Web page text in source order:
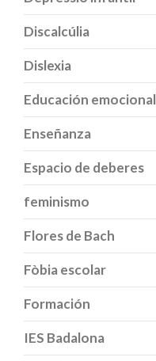
Discalcúlia
Dislexia
Educación emocional
Enseñanza
Espacio de deberes
feminismo
Flores de Bach
Fòbia escolar
Formación
IES Badalona